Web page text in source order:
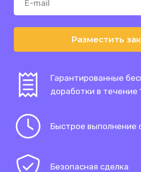
Разместить
Гарантированные
доработки в течение
Быстрое выполнение
Безопасная сделка